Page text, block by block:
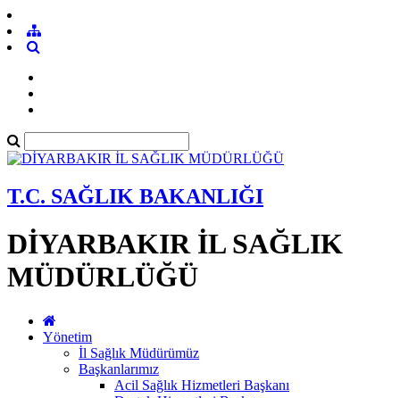
T.C. SAĞLIK BAKANLIĞI
DİYARBAKIR İL SAĞLIK
MÜDÜRLÜĞÜ
Yönetim
İl Sağlık Müdürümüz
Başkanlarımız
Acil Sağlık Hizmetleri Başkanı